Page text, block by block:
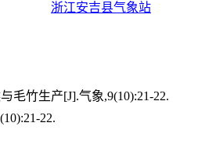
浙江安吉县气象站
毛竹生产[J].气象,9(10):21-22.
22.